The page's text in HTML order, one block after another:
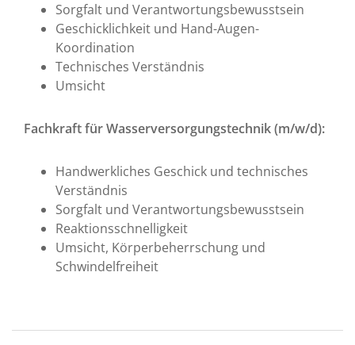
Sorgfalt und Verantwortungsbewusstsein
Geschicklichkeit und Hand-Augen-
Koordination
Technisches Verständnis
Umsicht
Fachkraft für Wasserversorgungstechnik (m/w/d):
Handwerkliches Geschick und technisches
Verständnis
Sorgfalt und Verantwortungsbewusstsein
Reaktionsschnelligkeit
Umsicht, Körperbeherrschung und
Schwindelfreiheit